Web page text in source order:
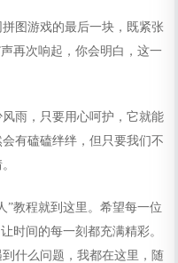
图游戏的最后一块，既紧张
再次响起，你会明白，这一
雨，只要用心呵护，它就能
有磕磕绊绊，但只要我们不
教程就到这里。希望每一位
时间的每一刻都充满精彩。
什么问题，我都在这里，随